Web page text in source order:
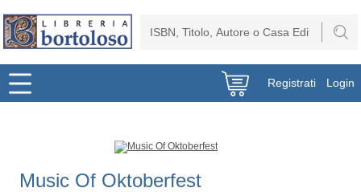
Registrati Login
Music Of Oktoberfest